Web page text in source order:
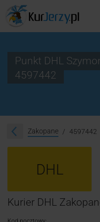
Punkt DHL
4597442
Zakopane 4597442
DHL
Kurier DHL